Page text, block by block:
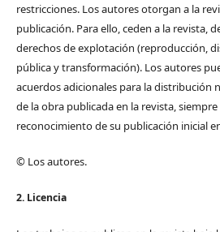
restricciones. Los autores otorgan a la
publicación. Para ello, ceden a la revista,
derechos de explotación (reproducción,
pública y transformación). Los autores
acuerdos adicionales para la distribución
de la obra publicada en la revista,
reconocimiento de su publicación inicial
© Los autores.
2. Licencia